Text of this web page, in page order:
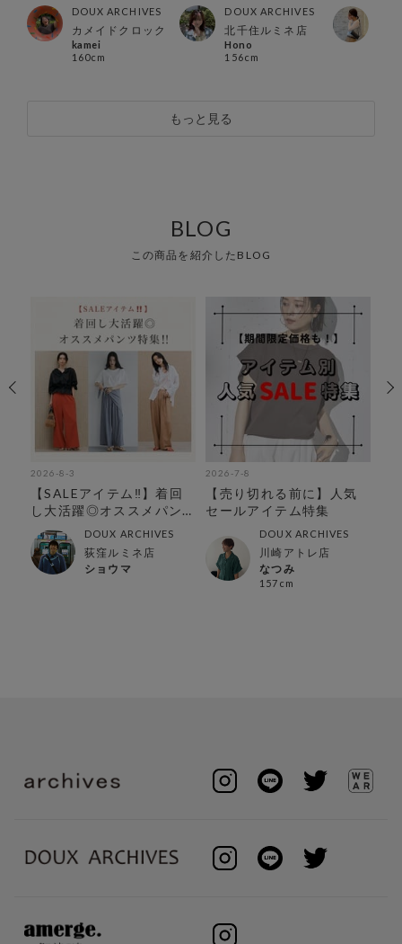
DOUX ARCHIVES
カメイドクロック
kamei
160cm
DOUX ARCHIVES
北千住ルミネ店
Hono
156cm
もっと見る
BLOG
この商品を紹介したBLOG
2026-8-3
【SALEアイテム‼︎】着回
し大活躍◎オススメパン
ツ特集‼︎
DOUX ARCHIVES
荻窪ルミネ店
ショウマ
2026-7-8
【売り切れる前に】人気
セールアイテム特集
DOUX ARCHIVES
川崎アトレ店
なつみ
157cm